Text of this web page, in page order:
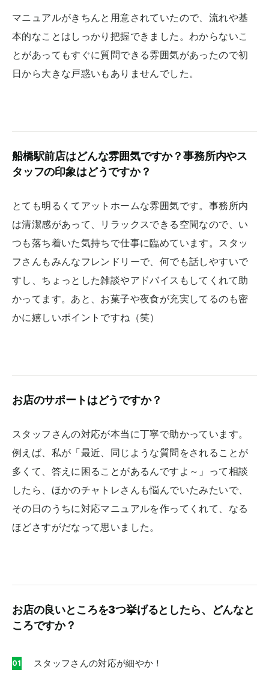
マニュアルがきちんと用意されていたので、流れや基
本的なことはしっかり把握できました。わからないこ
とがあってもすぐに質問できる雰囲気があったので初
日から大きな戸惑いもありませんでした。
船橋駅前店はどんな雰囲気ですか？事務所内やス
タッフの印象はどうですか？
とても明るくてアットホームな雰囲気です。事務所内
は清潔感があって、リラックスできる空間なので、い
つも落ち着いた気持ちで仕事に臨めています。スタッ
フさんもみんなフレンドリーで、何でも話しやすいで
すし、ちょっとした雑談やアドバイスもしてくれて助
かってます。あと、お菓子や夜食が充実してるのも密
かに嬉しいポイントですね（笑）
お店のサポートはどうですか？
スタッフさんの対応が本当に丁寧で助かっています。
例えば、私が「最近、同じような質問をされることが
多くて、答えに困ることがあるんですよ～」って相談
したら、ほかのチャトレさんも悩んでいたみたいで、
その日のうちに対応マニュアルを作ってくれて、なる
ほどさすがだなって思いました。
お店の良いところを3つ挙げるとしたら、どんなと
ころですか？
スタッフさんの対応が細やか！